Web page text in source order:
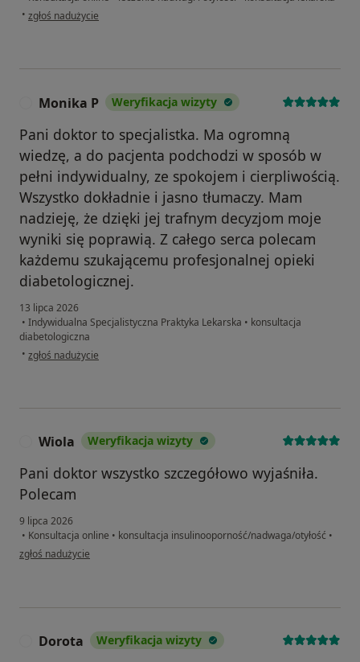
• w opinii użytkownika Sylwia
zgłoś nadużycie
Monika P Weryfikacja wizyty
Pani doktor to specjalistka. Ma ogromną
wiedzę, a do pacjenta podchodzi w sposób w
pełni indywidualny, ze spokojem i cierpliwością.
Wszystko dokładnie i jasno tłumaczy. Mam
nadzieję, że dzięki jej trafnym decyzjom moje
wyniki się poprawią. Z całego serca polecam
każdemu szukającemu profesjonalnej opieki
diabetologicznej.
13 lipca 2026
• Indywidualna Specjalistyczna Praktyka Lekarska • konsultacja
diabetologiczna
• w opinii użytkownika Monika P
zgłoś nadużycie
Wiola Weryfikacja wizyty
Pani doktor wszystko szczegółowo wyjaśniła.
Polecam
9 lipca 2026
• Konsultacja online • konsultacja insulinooporność/nadwaga/otyłość •
w opinii użytkownika Wiola
zgłoś nadużycie
Dorota Weryfikacja wizyty